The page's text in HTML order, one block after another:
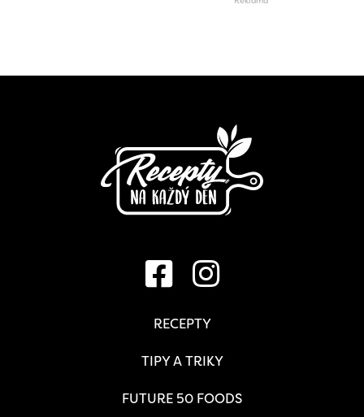
RECEPTY
TIPY A TRIKY
FUTURE 50 FOODS